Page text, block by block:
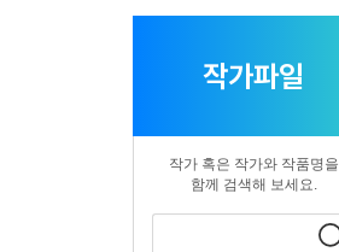
작가파일
작가 혹은 작가와 작품명을
함께 검색해 보세요.